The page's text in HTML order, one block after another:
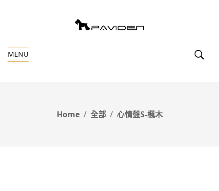
MENU
Home 全部 心情盤S-楓木